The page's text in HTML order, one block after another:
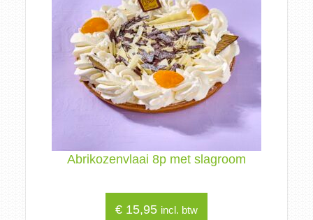
Abrikozenvlaai 8p met slagroom
€ 15,95 incl. btw